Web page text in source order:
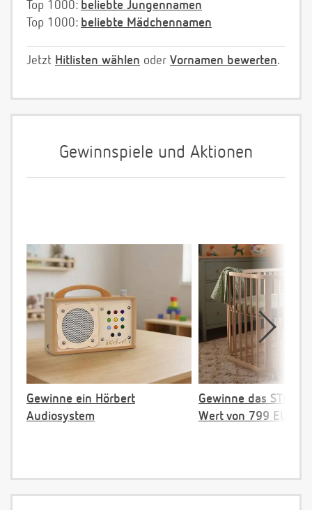
Top 1000: beliebte Jungennamen
Top 1000: beliebte Mädchennamen
Jetzt Hitlisten wählen oder Vornamen bewerten.
Gewinnspiele und Aktionen
Gewinne ein Hörbert
Audiosystem
Gewinne das
Wert von 799 EUR